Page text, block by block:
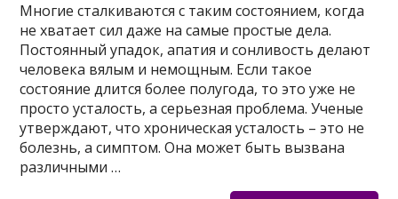
Многие сталкиваются с таким состоянием, когда
не хватает сил даже на самые простые дела.
Постоянный упадок, апатия и сонливость делают
человека вялым и немощным. Если такое
состояние длится более полугода, то это уже не
просто усталость, а серьезная проблема. Ученые
утверждают, что хроническая усталость – это не
болезнь, а симптом. Она может быть вызвана
различными …